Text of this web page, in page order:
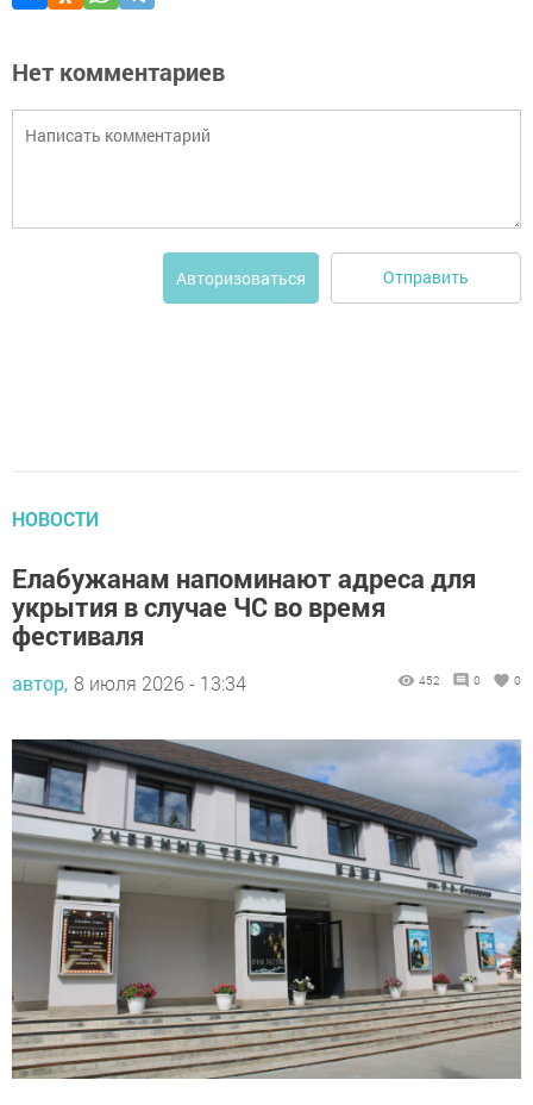
Нет комментариев
Авторизоваться Отправить
НОВОСТИ
Елабужанам напоминают адреса для
укрытия в случае ЧС во время
фестиваля
автор, 8 июля 2026 - 13:34 452 0 0